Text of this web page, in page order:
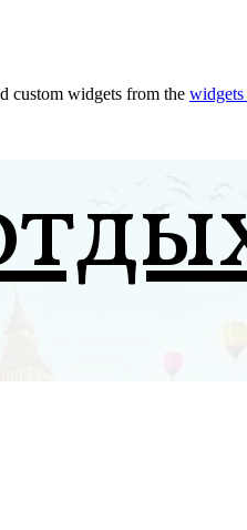
custom widgets from the widgets